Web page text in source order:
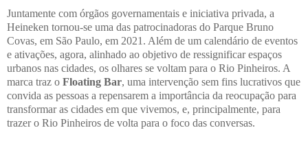
Juntamente com órgãos governamentais e iniciativa privada, a
Heineken tornou-se uma das patrocinadoras do Parque Bruno
Covas, em São Paulo, em 2021. Além de um calendário de eventos
e ativações, agora, alinhado ao objetivo de ressignificar espaços
urbanos nas cidades, os olhares se voltam para o Rio Pinheiros. A
marca traz o Floating Bar, uma intervenção sem fins lucrativos que
convida as pessoas a repensarem a importância da reocupação para
transformar as cidades em que vivemos, e, principalmente, para
trazer o Rio Pinheiros de volta para o foco das conversas.